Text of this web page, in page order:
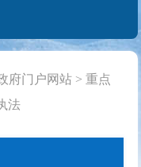
府门户网站 >重点
法